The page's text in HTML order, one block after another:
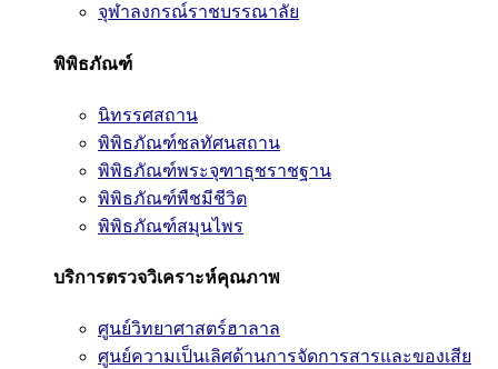
จุฬาลงกรณ์ราชบรรณาลัย
พิพิธภัณฑ์
นิทรรศสถาน
พิพิธภัณฑ์ชลทัศนสถาน
พิพิธภัณฑ์พระจุฑาธุชราชฐาน
พิพิธภัณฑ์พืชมีชีวิต
พิพิธภัณฑ์สมุนไพร
บริการตรวจวิเคราะห์คุณภาพ
ศูนย์วิทยาศาสตร์ฮาลาล
ศูนย์ความเป็นเลิศด้านการจัดการสารและของเสีย